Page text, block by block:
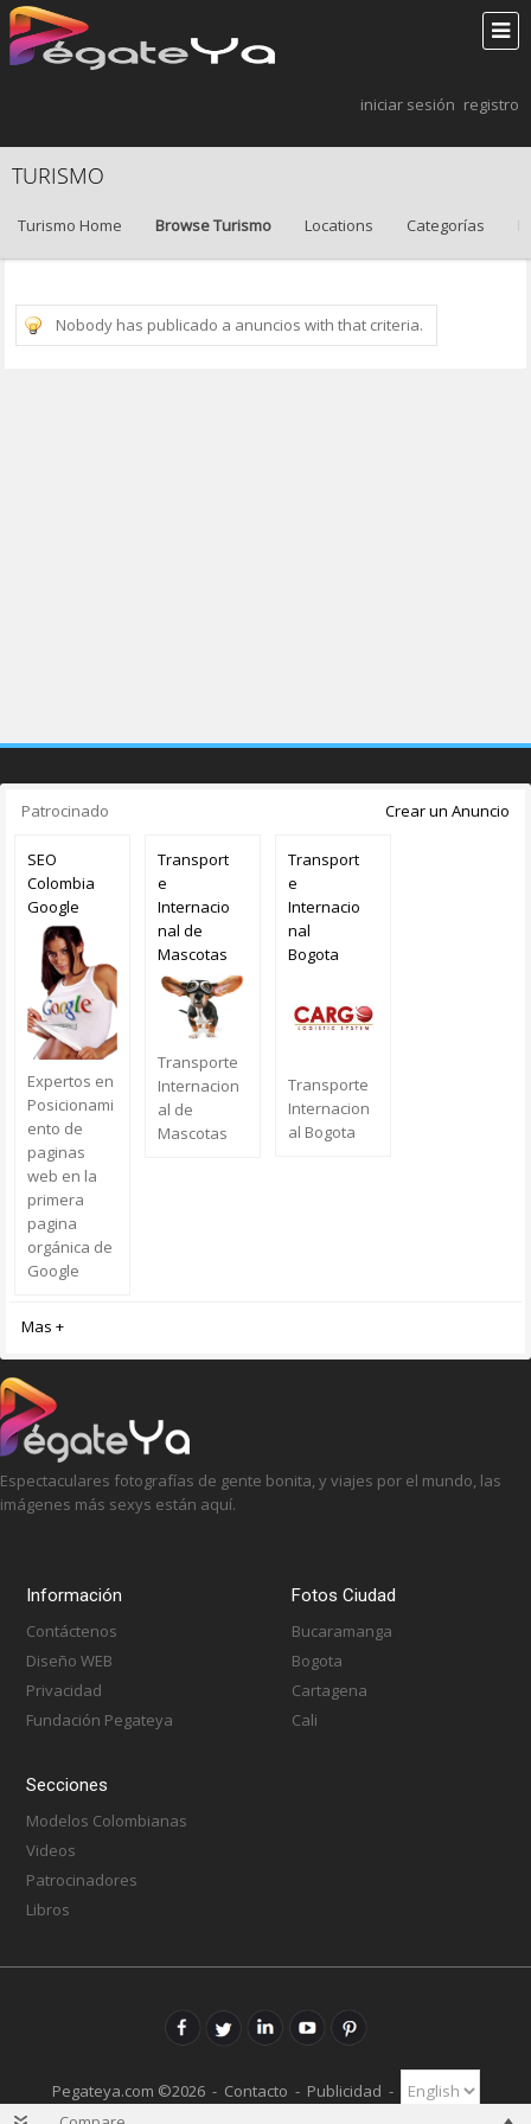
iniciar sesión registro
TURISMO
Turismo Home Browse Turismo Locations Categorías
Nobody has publicado a anuncios with that criteria.
Patrocinado Crear un Anuncio
SEO
Colombia
Google
Expertos en
Posicionami
ento de
paginas
web en la
primera
pagina
orgánica de
Google
Transport
e
Internacio
nal de
Mascotas
Transporte
Internacion
al de
Mascotas
Transport
e
Internacio
nal
Bogota
Transporte
Internacion
al Bogota
Mas +
Espectaculares fotografías de gente bonita, y viajes por el mundo, las
imágenes más sexys están aquí.
Información
Contáctenos
Diseño WEB
Privacidad
Fundación Pegateya
Fotos Ciudad
Bucaramanga
Bogota
Cartagena
Cali
Secciones
Modelos Colombianas
Videos
Patrocinadores
Libros
Pegateya.com ©2026 - Contacto - Publicidad -